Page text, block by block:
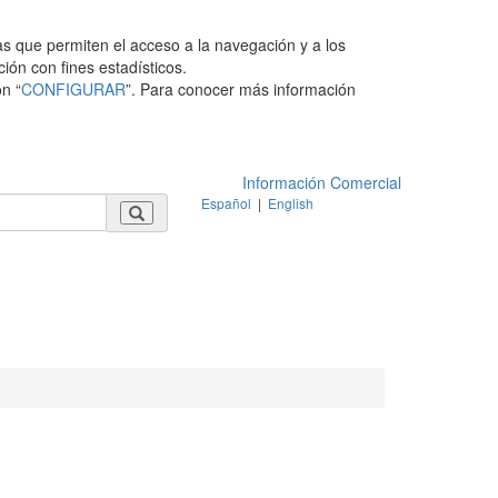
que permiten el acceso a la navegación y a los
con fines estadísticos.
“CONFIGURAR”. Para conocer más información
Información Comercial
Español | English